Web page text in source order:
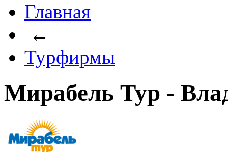
Главная
←
Турфирмы
Мирабель Тур -